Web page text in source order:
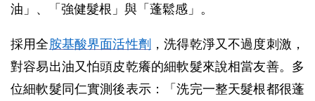
油」、「強健髮根」與「蓬鬆感」。
採用全胺基酸界面活性劑 ，洗得乾淨又不過度刺激，
對容易出油又怕頭皮乾癢的細軟髮來說相當友善。多
位細軟髮同仁實測後表示：「洗完一整天髮根都很蓬